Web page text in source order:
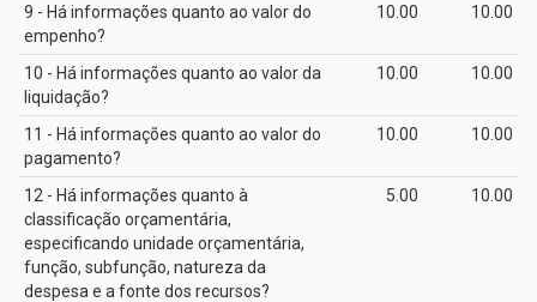
9 - Há informações quanto ao valor do
empenho?
10.00 10.00
10 - Há informações quanto ao valor da
liquidação?
10.00 10.00
11 - Há informações quanto ao valor do
pagamento?
10.00 10.00
12 - Há informações quanto à
classificação orçamentária,
especificando unidade orçamentária,
função, subfunção, natureza da
despesa e a fonte dos recursos?
5.00 10.00